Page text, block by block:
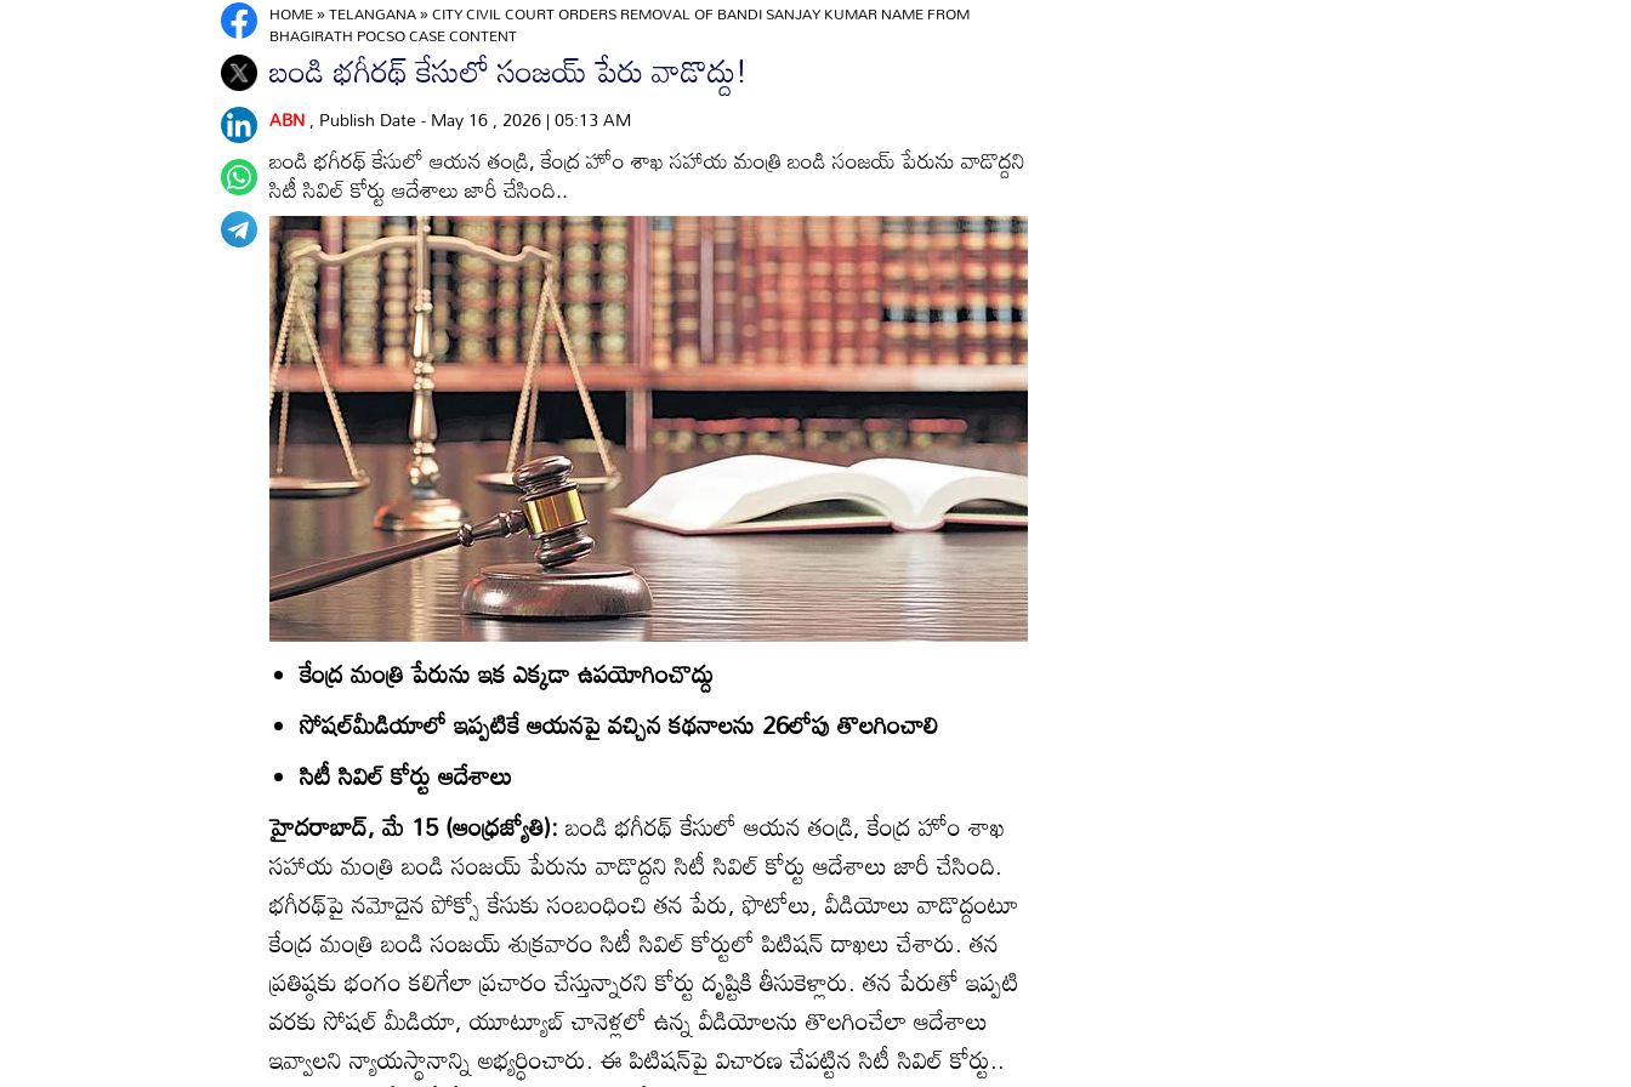
HOME»TELANGANA»CITY CIVIL COURT ORDERS REMOVAL OF BANDI SANJAY KUMAR NAME FROM
BHAGIRATH POCSO CASE CONTENT
బండి భగీరథ్‌ కేసులో సంజయ్‌ పేరు వాడొద్దు!
ABN, Publish Date - May 16 , 2026 | 05:13 AM
బండి భగీరథ్‌ కేసులో ఆయన తండ్రి, కేంద్ర హోం శాఖ సహాయ మంత్రి బండి సంజయ్‌ పేరును వాడొద్దని
సిటీ సివిల్‌ కోర్టు ఆదేశాలు జారీ చేసింది..
కేంద్ర మంత్రి పేరును ఇక ఎక్కడా ఉపయోగించొద్దు
సోషల్‌మీడియాలో ఇప్పటికే ఆయనపై వచ్చిన కథనాలను 26లోపు తొలగించాలి
సిటీ సివిల్‌ కోర్టు ఆదేశాలు
హైదరాబాద్‌, మే 15 (ఆంధ్రజ్యోతి):బండి భగీరథ్‌ కేసులో ఆయన తండ్రి, కేంద్ర హోం శాఖ
సహాయ మంత్రి బండి సంజయ్‌ పేరును వాడొద్దని సిటీ సివిల్‌ కోర్టు ఆదేశాలు జారీ చేసింది.
భగీరథ్‌పై నమోదైన పోక్సో కేసుకు సంబంధించి తన పేరు, ఫొటోలు, వీడియోలు వాడొద్దంటూ
కేంద్ర మంత్రి బండి సంజయ్‌ శుక్రవారం సిటీ సివిల్‌ కోర్టులో పిటిషన్‌ దాఖలు చేశారు. తన
ప్రతిష్ఠకు భంగం కలిగేలా ప్రచారం చేస్తున్నారని కోర్టు దృష్టికి తీసుకెళ్లారు. తన పేరుతో ఇప్పటి
వరకు సోషల్‌ మీడియా, యూట్యూబ్‌ చానెళ్లలో ఉన్న వీడియోలను తొలగించేలా ఆదేశాలు
ఇవ్వాలని న్యాయస్థానాన్ని అభ్యర్ధించారు. ఈ పిటిషన్‌పై విచారణ చేపట్టిన సిటీ సివిల్‌ కోర్టు..